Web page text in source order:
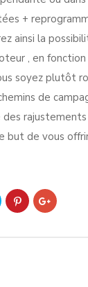
+
ainsi la
, en
soyez plutôt
de
but de vous